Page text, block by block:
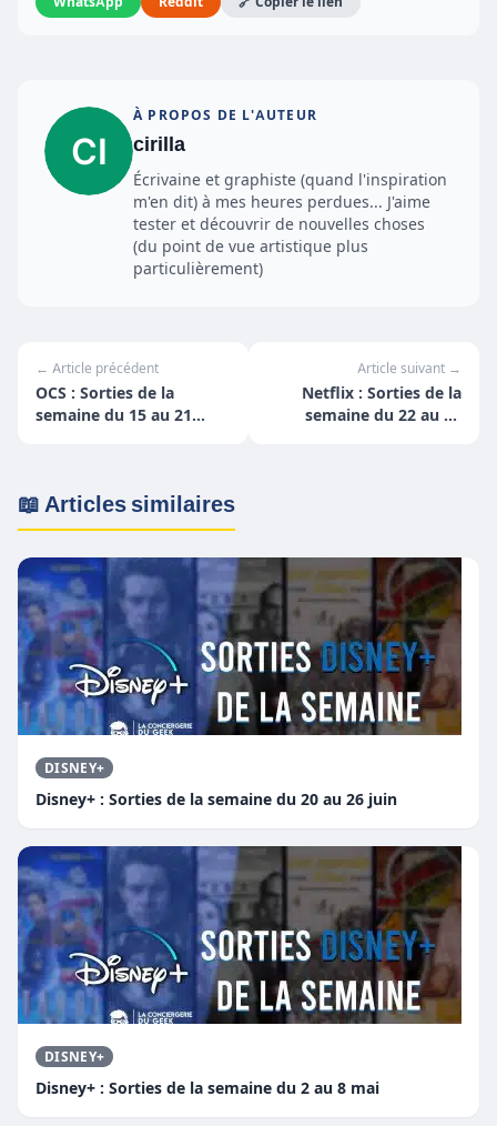
À PROPOS DE L'AUTEUR
cirilla
Écrivaine et graphiste (quand l'inspiration
m'en dit) à mes heures perdues... J'aime
tester et découvrir de nouvelles choses
(du point de vue artistique plus
particulièrement)
← Article précédent
OCS : Sorties de la
semaine du 15 au 21
Article suivant →
Netflix : Sorties de la
semaine du 22 au 28
📖 Articles similaires
DISNEY+
Disney+ : Sorties de la semaine du 20 au 26 juin
DISNEY+
Disney+ : Sorties de la semaine du 2 au 8 mai